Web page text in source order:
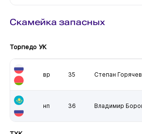
Скамейка запасных
Торпедо УК
вр 35 Степан
нп 36 Владимир